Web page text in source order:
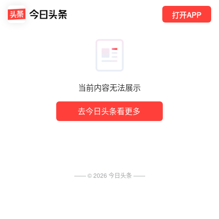
当前内容无法展示
去今日头条看更多
打开APP
—— ©2026 今日头条 ——